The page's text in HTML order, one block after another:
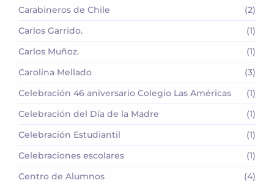
Carabineros de Chile
(2)
Carlos Garrido.
(1)
Carlos Muñoz.
(1)
Carolina Mellado
(3)
Celebración 46 aniversario Colegio Las Américas
(1)
Celebración del Día de la Madre
(1)
Celebración Estudiantil
(1)
Celebraciones escolares
(1)
Centro de Alumnos
(4)